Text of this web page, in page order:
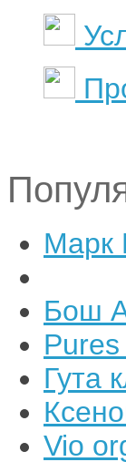
Марк
Бош
Гута
Vio